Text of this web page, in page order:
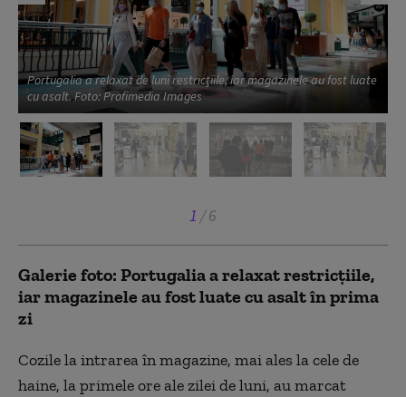
Portugalia a relaxat de luni restricţiile, iar magazinele au fost luate
cu asalt. Foto: Profimedia Images
1 /6
Galerie foto: Portugalia a relaxat restricţiile,
iar magazinele au fost luate cu asalt în prima
zi
Cozile la intrarea în magazine, mai ales la cele de
haine, la primele ore ale zilei de luni, au marcat